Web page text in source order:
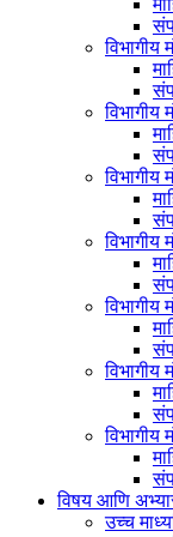
विभागीय
विभागीय
विभागीय
विभागीय
विषय आणि
उच्च